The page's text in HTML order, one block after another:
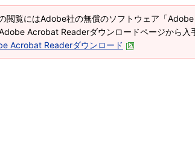
閲覧にはAdobe社の無償のソフトウェア「
Acrobat Readerダウンロードページから入
Acrobat Readerダウンロード